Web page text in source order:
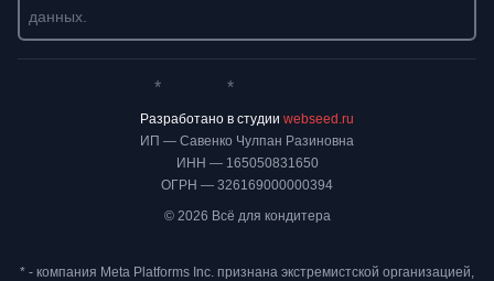
данных.
ИП — Савенко Чулпан Разиновна
ИНН — 165050831650
ОГРН — 326169000000394
© 2026 Всё для кондитера
* *
Разработано в студии webseed.ru
* - компания Meta Platforms Inc. признана экстремистской организацией,